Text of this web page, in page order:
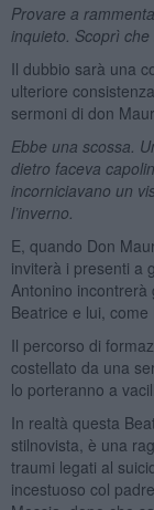
Provare a
inquieto. Scoprì
Il dubbio sarà una
ulteriore
sermoni di don
Ebbe una scossa.
dietro faceva
incorniciavano un
l’inverno.
E, quando Don
inviterà i presenti a
Antonino
Beatrice e lui,
Il percorso di
costellato da una
lo porteranno a
In realtà questa
stilnovista, è una
traumi legati al
incestuoso col